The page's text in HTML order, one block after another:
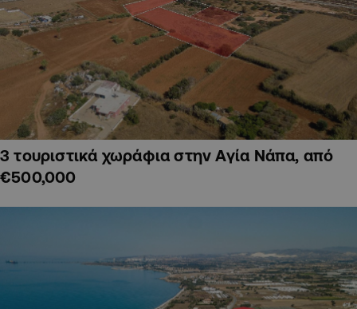
3 τουριστικά χωράφια στην Αγία Νάπα, από
€500,000